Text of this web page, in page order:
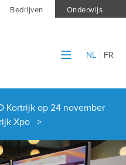
Bedrijven Onderwijs
NL FR
Kortrijk op 24 november
Xpo >